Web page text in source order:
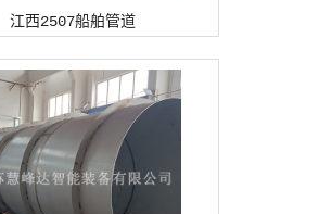
江西2507船舶管道